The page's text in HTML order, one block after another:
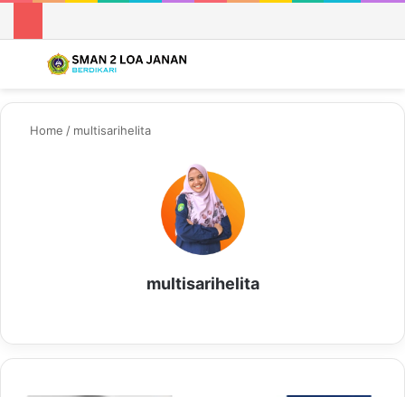
Menu
Home / multisarihelita
multisarihelita
te